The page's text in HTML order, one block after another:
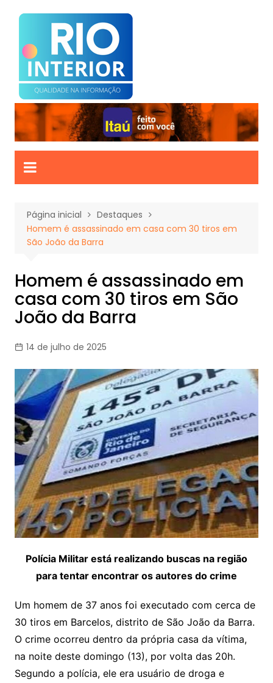
para
conteúdo
Página inicial
Destaques
Homem é assassinado em casa com 30 tiros em
São João da Barra
Homem é assassinado em
casa com 30 tiros em São
João da Barra
14 de julho de 2025
Polícia Militar está realizando buscas na região
para tentar encontrar os autores do crime
Um homem de 37 anos foi executado com cerca de
30 tiros em Barcelos, distrito de São João da Barra.
O crime ocorreu dentro da própria casa da vítima,
na noite deste domingo (13), por volta das 20h.
Segundo a polícia, ele era usuário de droga e